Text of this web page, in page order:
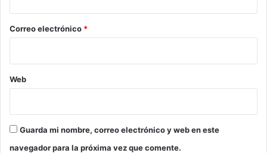
*
Correo electrónico *
Web
Guarda mi nombre, correo electrónico y web en este
navegador para la próxima vez que comente.